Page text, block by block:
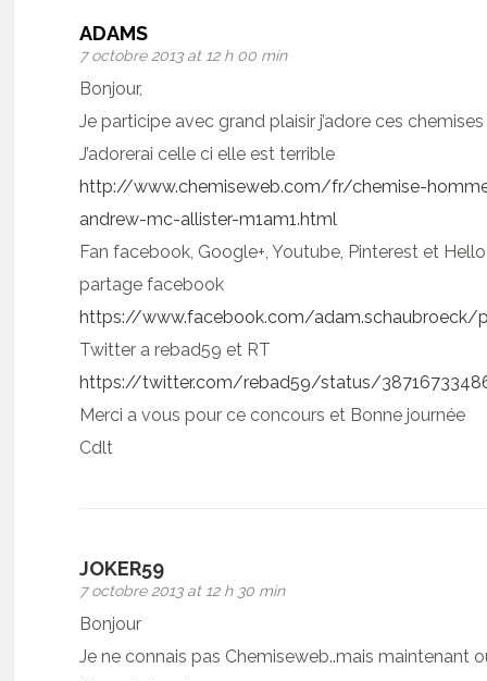
ADAMS
7 octobre 2013 at 12 h 00 min
Bonjour,
Je participe avec grand plaisir j’adore ces chemises
J’adorerai celle ci elle est terrible
http://www.chemiseweb.com/fr/chemise-
andrew-mc-allister-m1am1.html
Fan facebook, Google+, Youtube, Pinterest et
partage facebook
https://www.facebook.com/adam.schaubroeck/
Twitter a rebad59 et RT
https://twitter.com/rebad59/status/
Merci a vous pour ce concours et Bonne journée
Cdlt
JOKER59
7 octobre 2013 at 12 h 30 min
Bonjour
Je ne connais pas Chemiseweb..mais maintenant